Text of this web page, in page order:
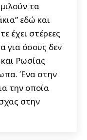
τα
εδώ και
έχει στέρεες
για όσους δεν
Ρωσίας
Ένα στην
την οποία
στην